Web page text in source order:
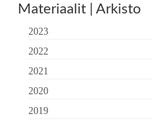
Materiaalit | Arkisto
2023
2022
2021
2020
2019